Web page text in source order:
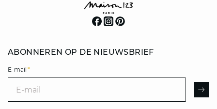
ABONNEREN OP DE NIEUWSBRIEF
E-mail *